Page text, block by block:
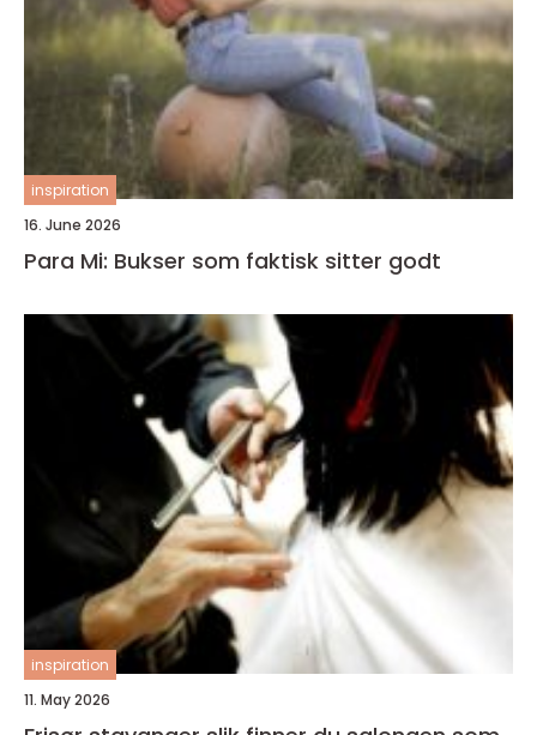
inspiration
16. June 2026
Para Mi: Bukser som faktisk sitter godt
inspiration
11. May 2026